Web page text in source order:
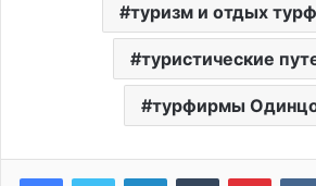
туризм и отдых
туристические
турфирмы
LinkedInTumblr